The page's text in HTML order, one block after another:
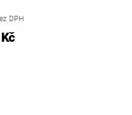
DPH